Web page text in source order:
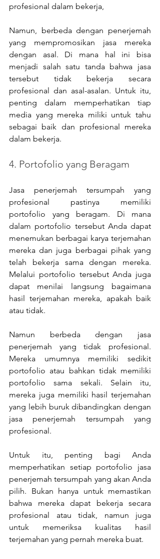
profesional dalam bekerja,
Namun, berbeda dengan penerjemah
yang mempromosikan jasa mereka
dengan asal. Di mana hal ini bisa
menjadi salah satu tanda bahwa jasa
tersebut tidak bekerja secara
profesional dan asal-asalan. Untuk itu,
penting dalam memperhatikan tiap
media yang mereka miliki untuk tahu
sebagai baik dan profesional mereka
dalam bekerja.
4. Portofolio yang Beragam
Jasa penerjemah tersumpah yang
profesional pastinya memiliki
portofolio yang beragam. Di mana
dalam portofolio tersebut Anda dapat
menemukan berbagai karya terjemahan
mereka dan juga berbagai pihak yang
telah bekerja sama dengan mereka.
Melalui portofolio tersebut Anda juga
dapat menilai langsung bagaimana
hasil terjemahan mereka, apakah baik
atau tidak.
Namun berbeda dengan jasa
penerjemah yang tidak profesional.
Mereka umumnya memiliki sedikit
portofolio atau bahkan tidak memiliki
portofolio sama sekali. Selain itu,
mereka juga memiliki hasil terjemahan
yang lebih buruk dibandingkan dengan
jasa penerjemah tersumpah yang
profesional.
Untuk itu, penting bagi Anda
memperhatikan setiap portofolio jasa
penerjemah tersumpah yang akan Anda
pilih. Bukan hanya untuk memastikan
bahwa mereka dapat bekerja secara
profesional atau tidak, namun juga
untuk memeriksa kualitas hasil
terjemahan yang pernah mereka buat.